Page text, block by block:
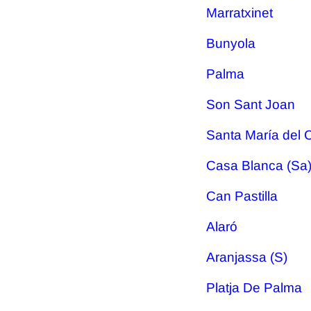
Marratxinet
Bunyola
Palma
Son Sant Joan
Santa María del
Casa Blanca (Sa)
Can Pastilla
Alaró
Aranjassa (S)
Platja De Palma